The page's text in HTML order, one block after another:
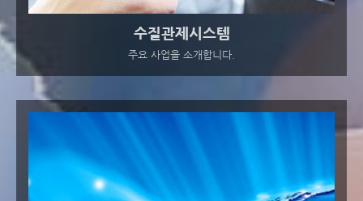
수질관제시스템
주요 사업을 소개합니다.